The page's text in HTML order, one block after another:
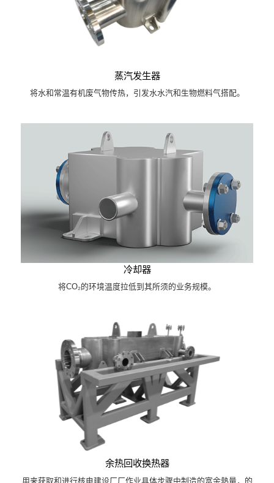
蒸汽发生器
将水和常温有机废气物传热，引发水水汽和生物燃料气搭配。
冷却器
将CO₂的环境温度拉低到其所须的业务规模。
余热回收换热器
用来获取和进行核电建设厂厂作业具体步骤中制造的富余熱量，的